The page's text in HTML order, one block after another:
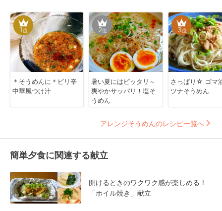
1位
＊そうめんに＊ピリ辛
中華風つけ汁
2位
暑い夏にはピッタリ～
爽やかサッパリ！塩そ
うめん
3位
さっぱり☆ ゴマ
ツナそうめん
アレンジそうめんのレシピ一覧へ
簡単夕食に関連する献立
開けるときのワクワク感が楽しめる！
「ホイル焼き」献立